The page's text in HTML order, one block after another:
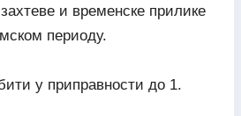
и временске прилике
периоду.
у приправности до 1.